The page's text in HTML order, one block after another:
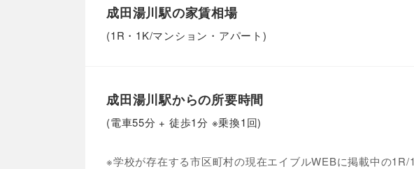
成田湯川駅の家賃相場
(1R・1K/マンション・アパート)
成田湯川駅からの所要時間
(電車55分 + 徒歩1分 ※乗換1回)
※学校が存在する市区町村の現在エイブルWEBに掲載中の